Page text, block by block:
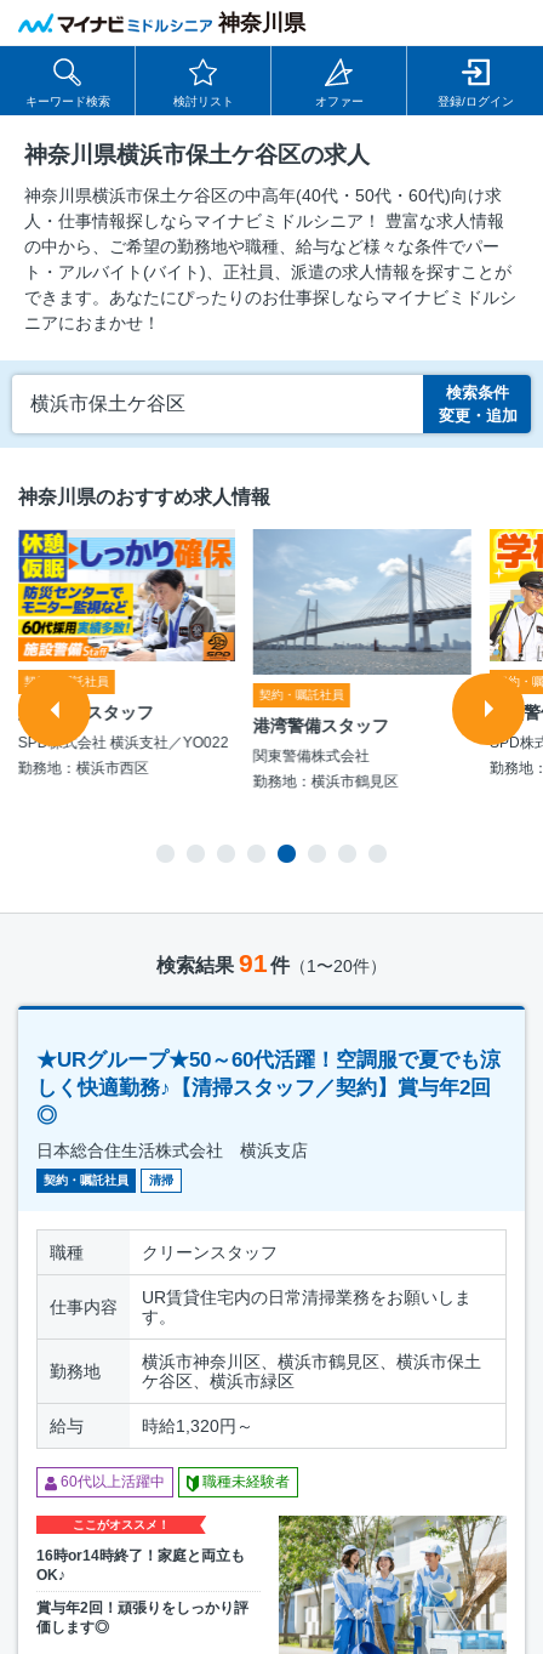
神奈川県
キーワード検索 検討リスト オファー 登録/ログイン
神奈川県横浜市保土ケ谷区の求人
神奈川県横浜市保土ケ谷区の中⾼年(40代・50代・60代)向け求
⼈・仕事情報探しならマイナビミドルシニア！ 豊富な求人情報
の中から、ご希望の勤務地や職種、給与など様々な条件でパー
ト・アルバイト(バイト)、正社員、派遣の求人情報を探すことが
できます。あなたにぴったりのお仕事探しならマイナビミドルシ
ニアにおまかせ！
横浜市保土ケ谷区
検索条件
変更・追加
神奈川県のおすすめ求人情報
契約・嘱託社員
施設警備スタッフ
SPD株式会社 横浜支社／YO022
勤務地：横浜市西区
契約・嘱託社員
港湾警備スタッフ
関東警備株式会社
勤務地：横浜市鶴見区
契約・
学校
SPD株
勤務地
検索結果 91件（1〜20件）
★URグループ★50～60代活躍！空調服で夏でも涼
しく快適勤務♪【清掃スタッフ／契約】賞与年2回
◎
日本総合住生活株式会社 横浜支店
契約・嘱託社員 清掃
職種 クリーンスタッフ
仕事内容
UR賃貸住宅内の日常清掃業務をお願いしま
す。
勤務地
横浜市神奈川区、横浜市鶴見区、横浜市保土
ケ谷区、横浜市緑区
給与 時給1,320円～
60代以上活躍中 職種未経験者
ここがオススメ！
16時or14時終了！家庭と両立も
OK♪
賞与年2回！頑張りをしっかり評
価します◎